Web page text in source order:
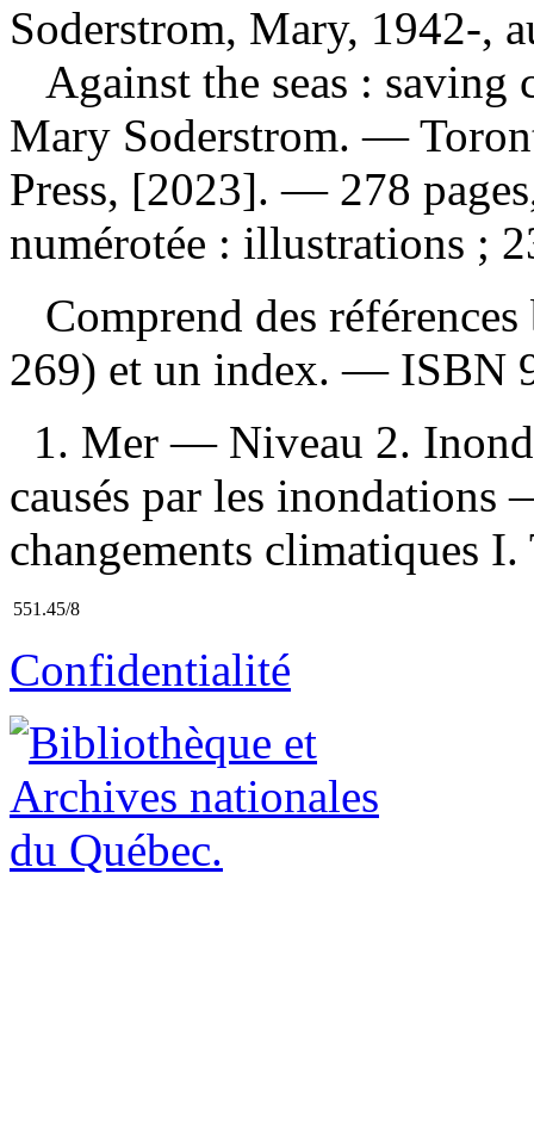
Soderstrom, Mary, 1942-,
Against the seas :
Mary Soderstrom. —
Press, [2023]. — 278
numérotée : illustrations ;
Comprend des
269) et un index. — ISBN
1. Mer — Niveau 2.
causés par les
changements climatiques
551.45/8
Confidentialité